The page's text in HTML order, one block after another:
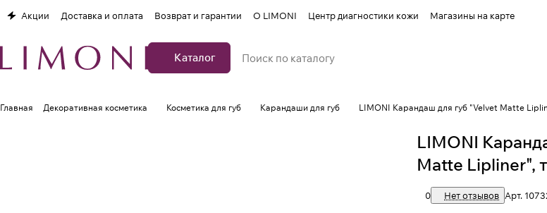
Акции Доставка и оплата Возврат и гарантии О LIMONI Центр диагностики кожи Магазины на карте
Каталог
Главная Декоративная косметика Косметика для губ Карандаши для губ LIMONI Карандаш для губ "Velvet Matte
LIMONI
Matte Lipliner",
0 Нет отзывов Арт.